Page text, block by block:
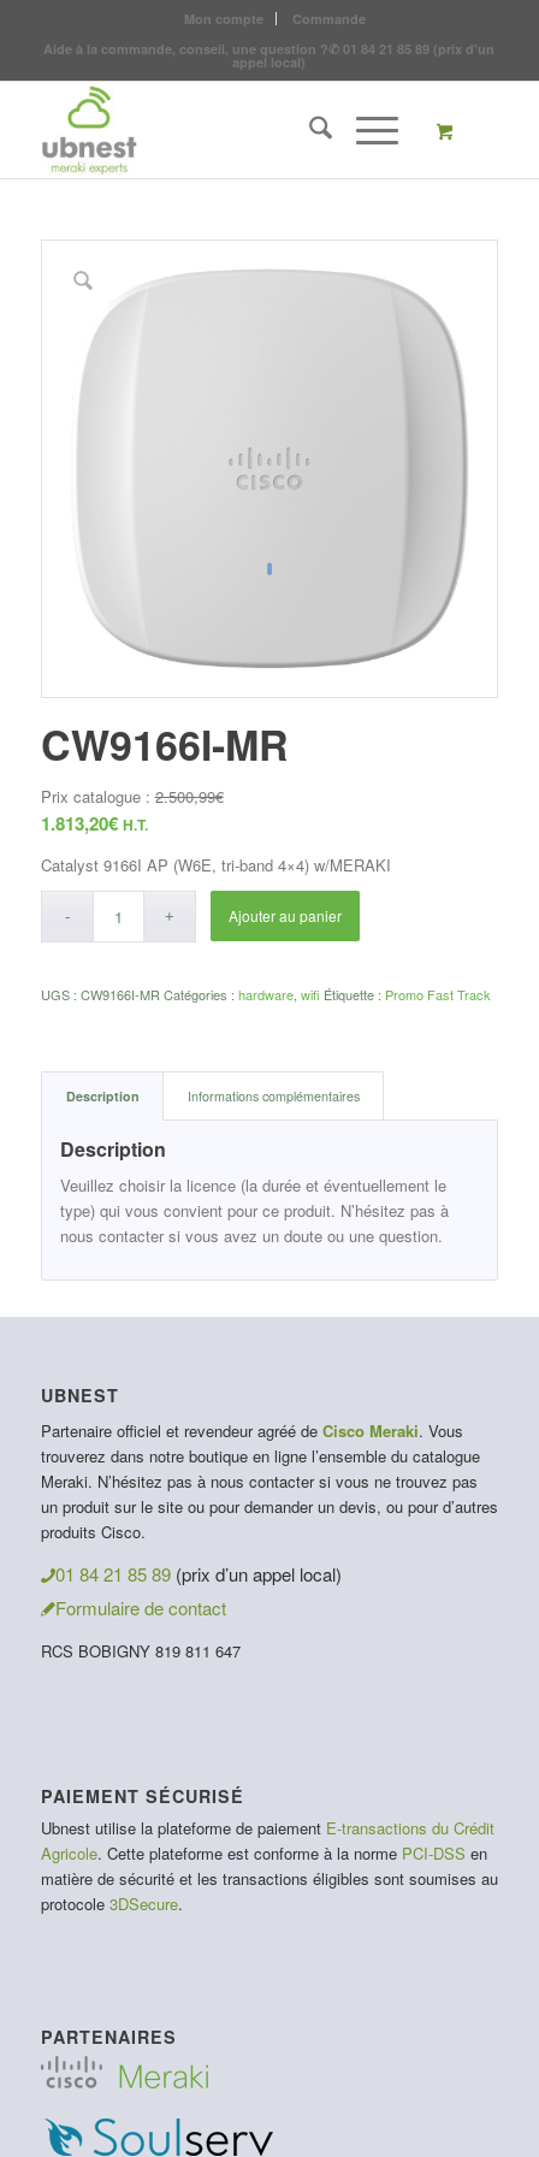
Mon compte
Commande
Aide à la commande, conseil, une question ?✆ 01 84 21 85 89 (prix d'un
appel local)
CW9166I-MR
Prix catalogue :2.500,99€
1.813,20€ H.T.
Catalyst 9166I AP (W6E, tri-band 4×4) w/MERAKI
Ajouter au panier
UGS : CW9166I-MR Catégories : hardware, wifi Étiquette : Promo Fast Track
Description Informations complémentaires
Description
Veuillez choisir la licence (la durée et éventuellement le
type) qui vous convient pour ce produit. N’hésitez pas à
nous contacter si vous avez un doute ou une question.
UBNEST
Partenaire officiel et revendeur agréé de Cisco Meraki. Vous
trouverez dans notre boutique en ligne l’ensemble du catalogue
Meraki. N’hésitez pas à nous contacter si vous ne trouvez pas
un produit sur le site ou pour demander un devis, ou pour d’autres
produits Cisco.
01 84 21 85 89 (prix d’un appel local)
Formulaire de contact
RCS BOBIGNY 819 811 647
PAIEMENT SÉCURISÉ
Ubnest utilise la plateforme de paiement E-transactions du Crédit
Agricole. Cette plateforme est conforme à la norme PCI-DSS en
matière de sécurité et les transactions éligibles sont soumises au
protocole 3DSecure.
PARTENAIRES